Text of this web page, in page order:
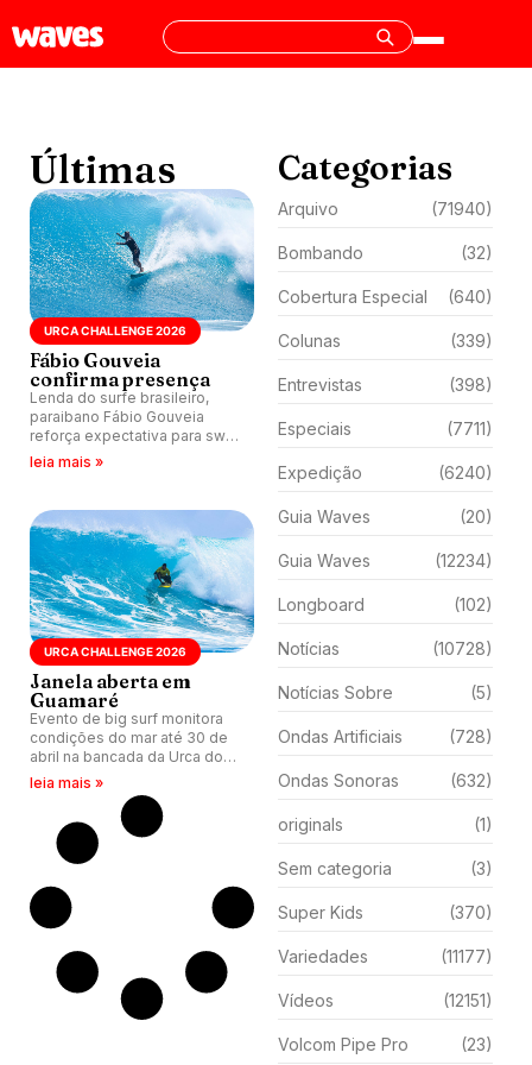
Últimas
URCA CHALLENGE 2026
Fábio Gouveia
confirma presença
Lenda do surfe brasileiro,
paraibano Fábio Gouveia
reforça expectativa para swell
perfeito na bancada da Urca
30 de abril.
leia mais »
URCA CHALLENGE 2026
Janela aberta em
Guamaré
Evento de big surf monitora
condições do mar até 30 de
abril na bancada da Urca do
Minhoto (RN), com nomes de
peso do cenário mundial.
leia mais »
Categorias
Arquivo (71940)
Bombando (32)
Cobertura Especial (640)
Colunas (339)
Entrevistas (398)
Especiais (7711)
Expedição (6240)
Guia Waves (20)
Guia Waves (12234)
Longboard (102)
Notícias (10728)
Notícias Sobre (5)
Ondas Artificiais (728)
Ondas Sonoras (632)
originals (1)
Sem categoria (3)
Super Kids (370)
Variedades (11177)
Vídeos (12151)
Volcom Pipe Pro (23)